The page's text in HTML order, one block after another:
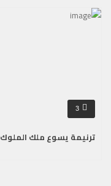
3
ترنيمة يسوع ملك الملوك